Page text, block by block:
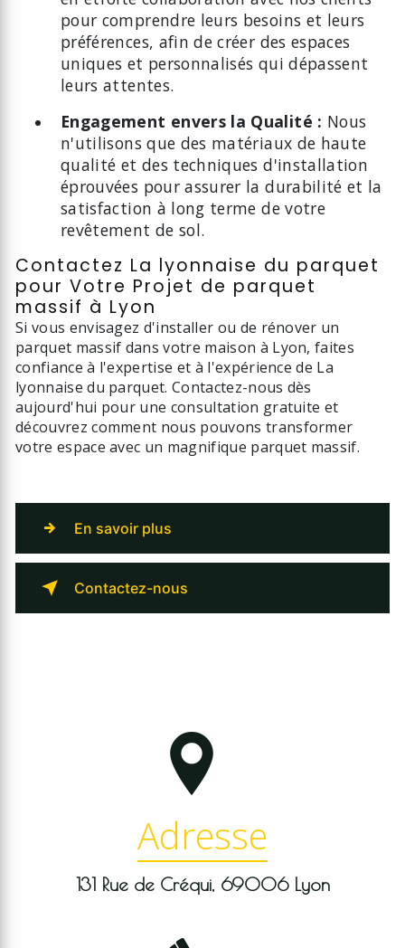
pour comprendre leurs besoins et leurs
préférences, afin de créer des espaces
uniques et personnalisés qui dépassent
leurs attentes.
Engagement envers la Qualité : Nous
n'utilisons que des matériaux de haute
qualité et des techniques d'installation
éprouvées pour assurer la durabilité et la
satisfaction à long terme de votre
revêtement de sol.
Contactez La lyonnaise du parquet
pour Votre Projet de parquet
massif à Lyon
Si vous envisagez d'installer ou de rénover un
parquet massif dans votre maison à Lyon, faites
confiance à l'expertise et à l'expérience de La
lyonnaise du parquet. Contactez-nous dès
aujourd'hui pour une consultation gratuite et
découvrez comment nous pouvons transformer
votre espace avec un magnifique parquet massif.
En savoir plus
Contactez-nous
Adresse
131 Rue de Créqui, 69006 Lyon